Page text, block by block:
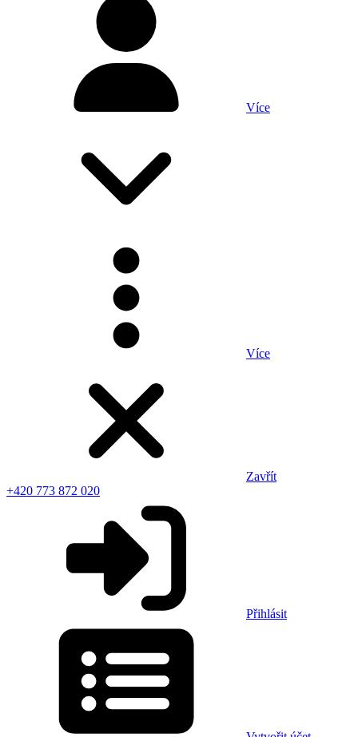
Více
Více
Zavřít
+420 773 872 020
Přihlásit